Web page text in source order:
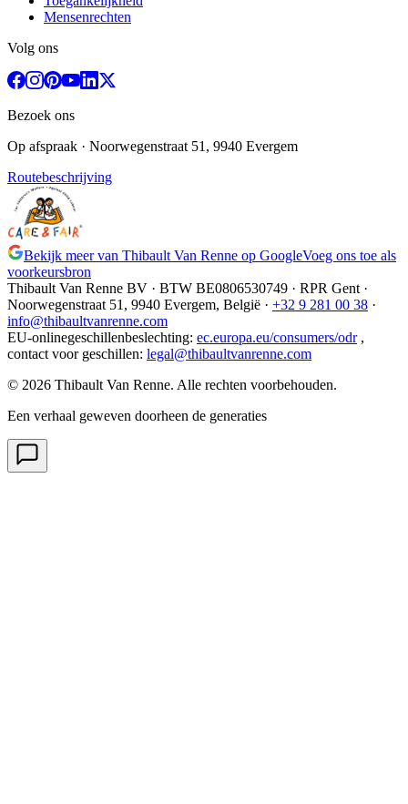
Mensenrechten
Volg ons
Bezoek ons
Op afspraak · Noorwegenstraat 51, 9940 Evergem
Routebeschrijving
Bekijk meer van Thibault Van Renne op GoogleVoeg ons toe als
voorkeursbron
Thibault Van Renne BV · BTW BE0806530749 · RPR Gent ·
Noorwegenstraat 51, 9940 Evergem, België · +32 9 281 00 38 ·
info@thibaultvanrenne.com
EU-onlinegeschillenbeslechting: ec.europa.eu/consumers/odr ,
contact voor geschillen: legal@thibaultvanrenne.com
© 2026 Thibault Van Renne. Alle rechten voorbehouden.
Een verhaal geweven doorheen de generaties